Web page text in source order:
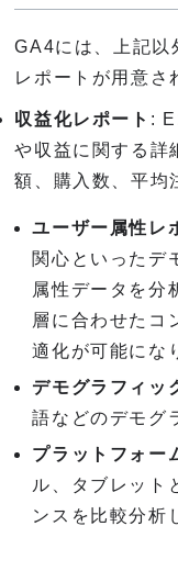
GA4には、上記以
レポートが用意さ
収益化レポート :
や収益に関する詳
額、購入数、平均
ユーザー属性レ
関心といったデ
属性データを分
層に合わせたコ
適化が可能にな
デモグラフィッ
語などのデモグ
プラットフォー
ル、タブレット
ンスを比較分析